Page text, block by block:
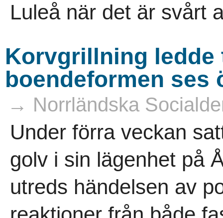
Luleå när det är svårt
Korvgrillning ledde
boendeformen ses
→ Norrländska
Under förra veckan
golv i sin lägenhet på
utreds händelsen av